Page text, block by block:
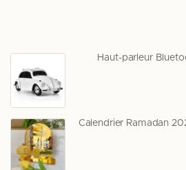
Haut-parleur
Calendrier Ramadan